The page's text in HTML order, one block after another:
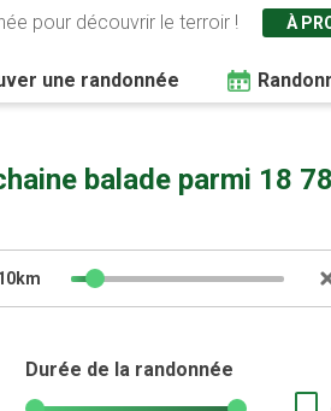
pour découvrir le terroir ! À
une randonnée
balade parmi 18
km
Durée de la randonnée